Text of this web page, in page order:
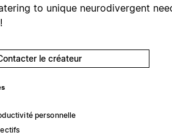
to unique neurodivergent
le créateur
personnelle